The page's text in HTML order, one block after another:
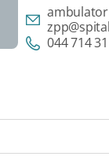
044 714